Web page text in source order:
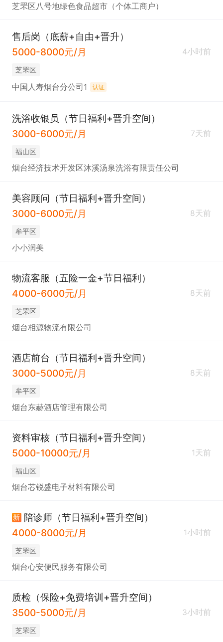
芝罘区八号地绿色食品超市（个体工商户）
售后岗（底薪+自由+晋升）
5000-8000元/月
4小时前
芝罘区
中国人寿烟台分公司1 认证
洗浴收银员（节日福利+晋升空间）
3000-6000元/月
7天前
福山区
烟台经济技术开发区沐溪汤泉洗浴有限责任公司
美容顾问（节日福利+晋升空间）
3000-6000元/月
8天前
牟平区
小小润美
物流客服（五险一金+节日福利）
4000-6000元/月
8天前
芝罘区
烟台相源物流有限公司
酒店前台（节日福利+晋升空间）
3000-5000元/月
8天前
牟平区
烟台东赫酒店管理有限公司
资料审核（节日福利+晋升空间）
5000-10000元/月
1天前
福山区
烟台芯锐盛电子材料有限公司
新 陪诊师（节日福利+晋升空间）
4000-8000元/月
1小时前
芝罘区
烟台心安便民服务有限公司
质检（保险+免费培训+晋升空间）
3500-5000元/月
3小时前
芝罘区